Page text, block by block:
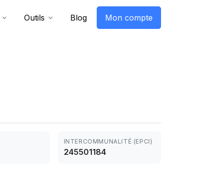
Outils Blog Mon compte
INTERCOMMUNALITÉ (EPCI)
245501184